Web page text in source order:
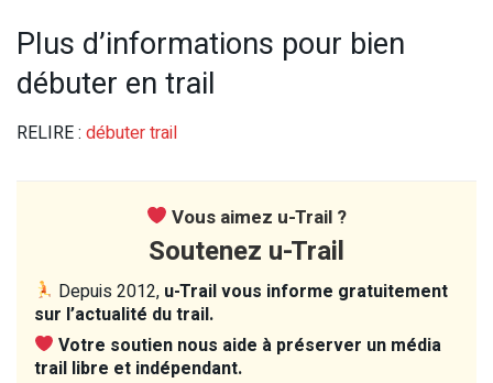
Plus d’informations pour bien
débuter en trail
RELIRE : débuter trail
Vous aimez u-Trail ?
Soutenez u-Trail
Depuis 2012, u-Trail vous informe gratuitement
sur l’actualité du trail.
Votre soutien nous aide à préserver un média
trail libre et indépendant.